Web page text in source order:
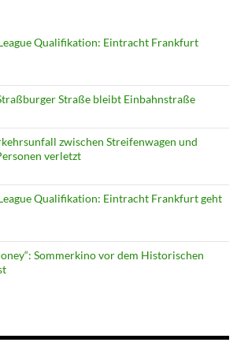
Qualifikation: Eintracht Frankfurt
Straße bleibt Einbahnstraße
zwischen Streifenwagen und
verletzt
Qualifikation: Eintracht Frankfurt geht
Sommerkino vor dem Historischen